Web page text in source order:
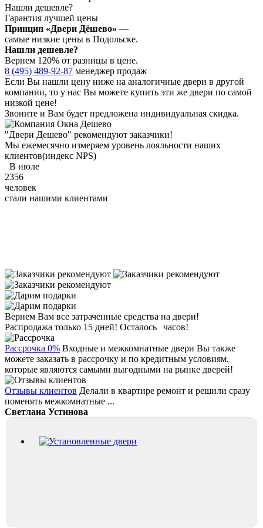
Нашли дешевле?
Гарантия лучшей цены
Принцип «Двери Дёшево» —
самые низкие цены в Подольске.
Нашли дешевле?
Вернем 120% от разницы в цене.
8 (495) 489-92-87 менеджер продаж
Если Вы нашли цену ниже на аналогичные двери в другой
компании, то у нас Вы можете купить эти же двери по самой
низкой цене!
Звоните и Вам будет предложена индивидуальная скидка.
"Двери Дешево" рекомендуют заказчики!
Мы ежемесячно измеряем уровень лояльности наших
клиентов(индекс NPS)
В июле
2356
человек
стали нашими клиентами
Вернем Вам все затраченные средства на двери!
Распродажа только 15 дней! Осталось часов!
Рассрочка 0% Входные и межкомнатные двери Вы также
можете заказать в рассрочку и по кредитным условиям,
которые являются самыми выгодными на рынке дверей!
Отзывы клиентов Делали в квартире ремонт и решили сразу
поменять межкомнатные ...
Светлана Устинова